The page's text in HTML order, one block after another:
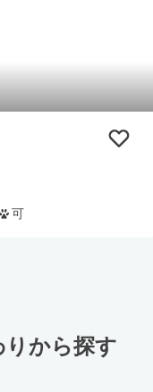
可
りから探す